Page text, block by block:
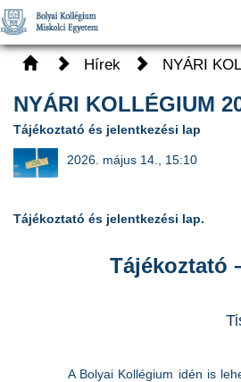
Hírek NYÁRI
NYÁRI KOLLÉGIUM
Tájékoztató és jelentkezési lap
2026. május 14., 15:10
Tájékoztató és jelentkezési lap.
Tájékoztató
A Bolyai Kollégium idén is